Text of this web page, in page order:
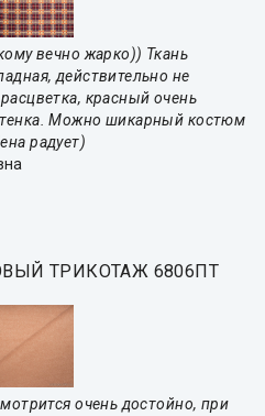
вечно жарко)) Ткань
действительно не
красный очень
Можно шикарный костюм
радует)
ТРИКОТАЖ 6806ПТ
очень достойно, при